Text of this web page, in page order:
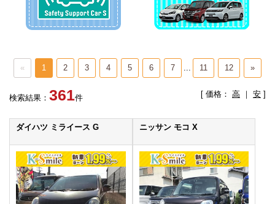
« 1 2 3 4 5 6 7 11 12 »
検索結果： 361件 [ 価格： 高 ｜ 安 ]
ダイハツ ミライース G ニッサン モコ X